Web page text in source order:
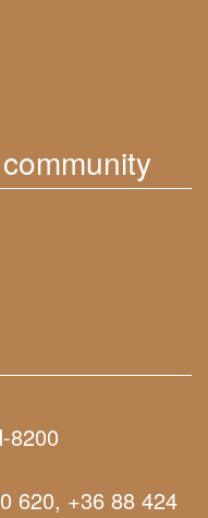
8200
620, +36 88 424